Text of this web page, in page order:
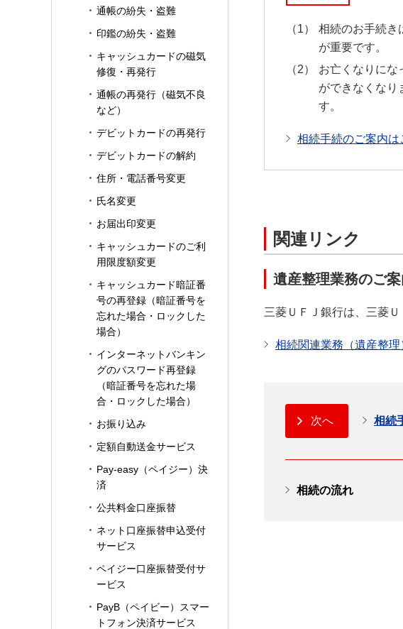
通帳の紛失・盗難
印鑑の紛失・盗難
キャッシュカードの磁気
修復・再発行
通帳の再発行（磁気不良
など）
デビットカードの再発行
デビットカードの解約
住所・電話番号変更
氏名変更
お届出印変更
キャッシュカードのご利
用限度額変更
キャッシュカード暗証番
号の再登録（暗証番号を
忘れた場合・ロックした
場合）
インターネットバンキン
グのパスワード再登録
（暗証番号を忘れた場
合・ロックした場合）
お振り込み
定額自動送金サービス
Pay-easy（ペイジー）決
済
公共料金口座振替
ネット口座振替申込受付
サービス
ペイジー口座振替受付サ
ービス
PayB（ペイビー）スマー
トフォン決済サービス
相続のお手続き
が重要です。
お亡くなりにな
ができなくなり
す。
相続手続のご案内は
関連リンク
遺産整理業務のご案
三菱ＵＦＪ銀行は、三菱
相続関連業務（遺産整
次へ 相続
相続の流れ